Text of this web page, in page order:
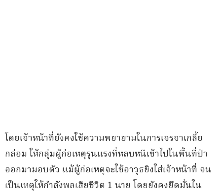
โดยเจ้าหน้าที่ยังคงใช้ความพยายามในการเจรจาเกลี้ย
กล่อม ให้กลุ่มผู้ก่อเหตุรุนแรงที่หลบหนีเข้าไปในพื้นที่ป่า
ออกมามอบตัว แม้ผู้ก่อเหตุจะใช้อาวุธยิงใส่เจ้าหน้าที่ จน
เป็นเหตุให้กำลังพลเสียชีวิต 1 นาย โดยยังคงยึดมั่นใน